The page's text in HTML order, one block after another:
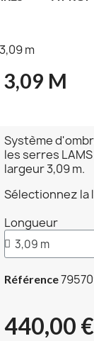
m
3,09 M
Système
les serres
largeur 3,09 m.
Sélectionnez la
Longueur
Référence
440,00 €